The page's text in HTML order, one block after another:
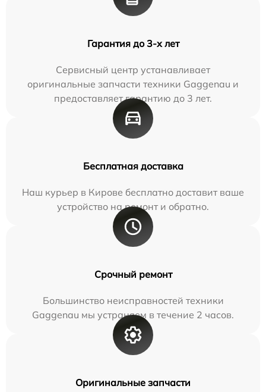
Гарантия до 3-х лет
Сервисный центр устанавливает
оригинальные запчасти техники Gaggenau и
предоставляет гарантию до 3 лет.
Бесплатная доставка
Наш курьер в Кирове бесплатно доставит ваше
устройство на ремонт и обратно.
Срочный ремонт
Большинство неисправностей техники
Gaggenau мы устраняем в течение 2 часов.
Оригинальные запчасти